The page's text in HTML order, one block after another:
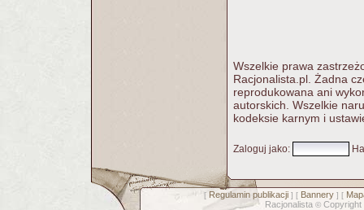
Wszelkie prawa
Racjonalista.pl. Żadna
reprodukowana ani
autorskich. Wszelkie
kodeksie karnym i
Zaloguj jako:
[ Regulamin publikacji] [ Bannery] [
Racjonalista © Copyright